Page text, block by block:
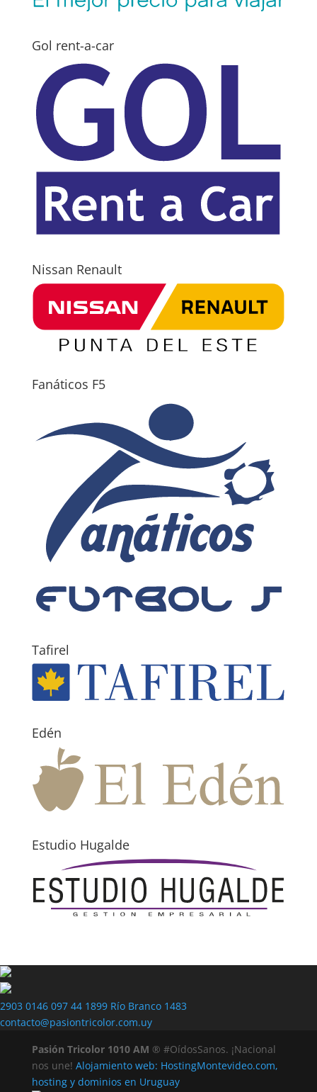
Gol rent-a-car
Nissan Renault
Fanáticos F5
Tafirel
Edén
Estudio Hugalde
2903 0146 097 44 1899 Río Branco 1483
contacto@pasiontricolor.com.uy
Pasión Tricolor 1010 AM ® #OídosSanos. ¡Nacional
nos une! Alojamiento web: HostingMontevideo.com,
hosting y dominios en Uruguay